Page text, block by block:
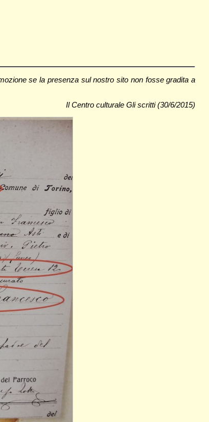
se la presenza sul nostro sito non fosse gradita a
Il Centro culturale Gli scritti (30/6/2015)